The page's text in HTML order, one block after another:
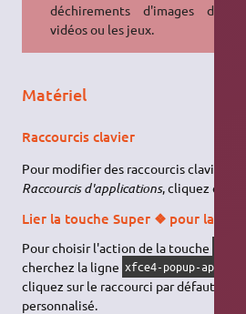
déchirements d'images dans
vidéos ou les jeux.
Matériel
Raccourcis clavier
Pour modifier des raccourcis clavier,
Raccourcis d'applications, cliquez
Lier la touche Super ❖ pour lancer
Pour choisir l'action de la touche
cherchez la ligne xfce4-popup-
cliquez sur le raccourci par défaut,
personnalisé.